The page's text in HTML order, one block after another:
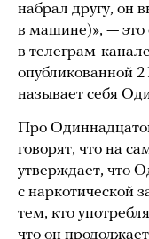
набрал другу, он
в машине)», — это
в телеграм-канале
опубликованной
называет себя
Про
говорят, что на
утверждает, что
с наркотической
тем, кто
что он